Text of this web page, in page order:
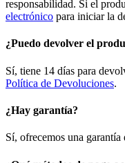
responsabilidad. Si el
electrónico para iniciar la
¿Puedo devolver el
Sí, tiene 14 días para
Política de Devoluciones.
¿Hay garantía?
Sí, ofrecemos una